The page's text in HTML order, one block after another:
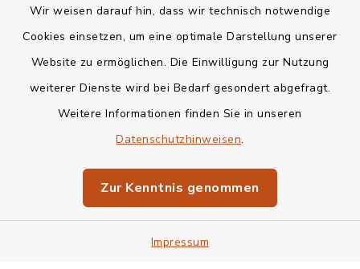
Wir weisen darauf hin, dass wir technisch notwendige
Cookies einsetzen, um eine optimale Darstellung unserer
Website zu ermöglichen. Die Einwilligung zur Nutzung
weiterer Dienste wird bei Bedarf gesondert abgefragt.
Weitere Informationen finden Sie in unseren
Datenschutzhinweisen.
Zur Kenntnis genommen
Impressum
Kontakt
Barrierefreiheit
Impressum
Sitemap